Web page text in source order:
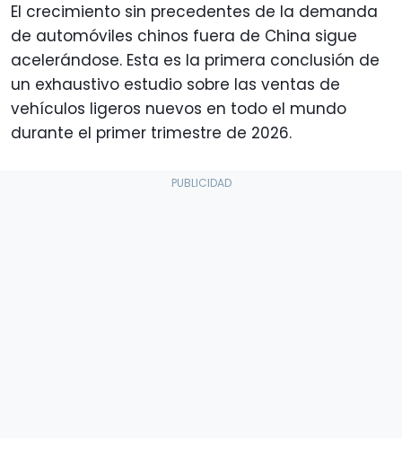
El crecimiento sin precedentes de la demanda
de automóviles chinos fuera de China sigue
acelerándose. Esta es la primera conclusión de
un exhaustivo estudio sobre las ventas de
vehículos ligeros nuevos en todo el mundo
durante el primer trimestre de 2026.